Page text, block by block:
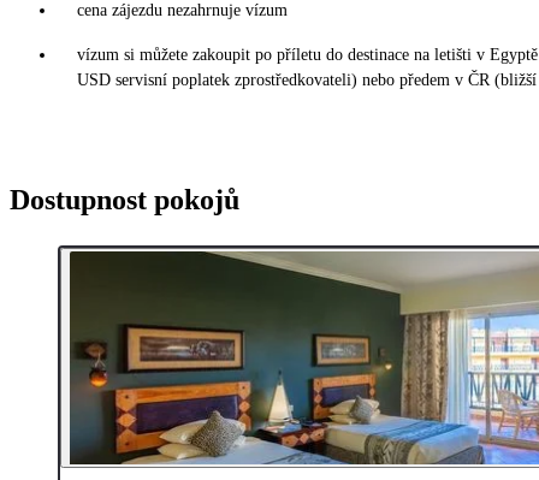
cena zájezdu nezahrnuje vízum
vízum si můžete zakoupit po příletu do destinace na letišti v
USD servisní poplatek zprostředkovateli) nebo předem v ČR
Dostupnost pokojů